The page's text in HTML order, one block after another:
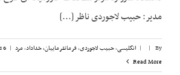
مدیر: حبیب لاجوردی ناظر [...]
By
|
| انگلیسی,حبیب لاجوردی,فرمانفرماییان، خداداد,مرد |
6 Comments
Read More